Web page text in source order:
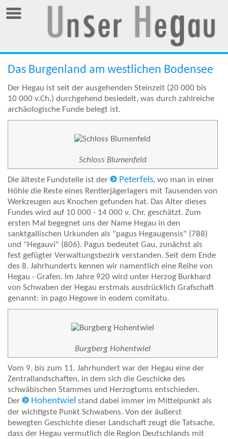
Das Burgenland am westlichen Bodensee
Der Hegau ist seit der ausgehenden Steinzeit (20 000 bis
10 000 v.Ch.) durchgehend besiedelt, was durch zahlreiche
archäologische Funde belegt ist.
Schloss Blumenfeld
Die älteste Fundstelle ist der Peterfels, wo man in einer
Höhle die Reste eines Rentierjägerlagers mit Tausenden von
Werkzeugen aus Knochen gefunden hat. Das Alter dieses
Fundes wird auf 10 000 - 14 000 v. Chr. geschätzt. Zum
ersten Mal begegnet uns der Name Hegau in den
sanktgallischen Urkunden als "pagus Hegaugensis" (788)
und "Hegauvi" (806). Pagus bedeutet Gau, zunächst als
fest gefügter Verwaltungsbezirk verstanden. Seit dem Ende
des 8. Jahrhunderts kennen wir namentlich eine Reihe von
Hegau - Grafen. Im Jahre 920 wird unter Herzog Burkhard
von Schwaben der Hegau erstmals ausdrücklich Grafschaft
genannt: in pago Hegowe in eodem comitatu.
Burgberg Hohentwiel
Vom 9. bis zum 11. Jahrhundert war der Hegau eine der
Zentrallandschaften, in dem sich die Geschicke des
schwäbischen Stammes und Herzogtums entschieden.
Der
Hohentwiel stand dabei immer im Mittelpunkt als
der wichtigste Punkt Schwabens. Von der äußerst
bewegten Geschichte dieser Landschaft zeugt die Tatsache,
dass der Hegau vermutlich die Region Deutschlands mit